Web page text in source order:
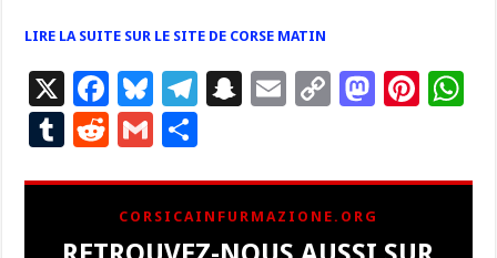
LIRE LA SUITE SUR LE SITE DE CORSE MATIN
X
F
ac
e
b
o
Bl
u
es
ky
T
gr
a
S
p
c
E
l
C
y
Li
M
d
Pi
es
T
bl
R
d
di
G
ai
l
ta
g
CORSICAINFURMAZIONE.ORG